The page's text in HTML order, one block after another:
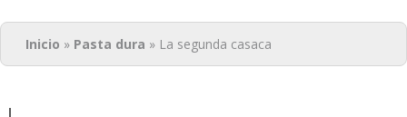
Usted está aquí
Inicio » Pasta dura » La segunda casaca